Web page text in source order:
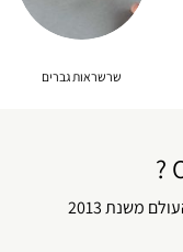
שרשראות גברים
משנת 2013